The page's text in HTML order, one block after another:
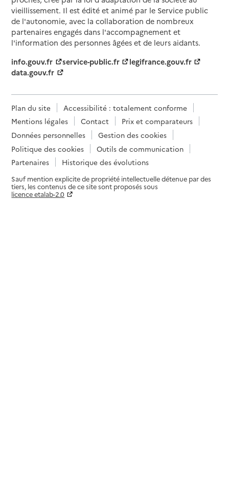
vieillissement. Il est édité et animé par le Service public
de l'autonomie, avec la collaboration de nombreux
partenaires engagés dans l'accompagnement et
l'information des personnes âgées et de leurs aidants.
info.gouv.fr
service-public.fr
legifrance.gouv.fr
data.gouv.fr
Plan du site
Accessibilité : totalement conforme
Mentions légales
Contact
Prix et comparateurs
Données personnelles
Gestion des cookies
Politique des cookies
Outils de communication
Partenaires
Historique des évolutions
Sauf mention explicite de propriété intellectuelle détenue par des
tiers, les contenus de ce site sont proposés sous
licence etalab-2.0